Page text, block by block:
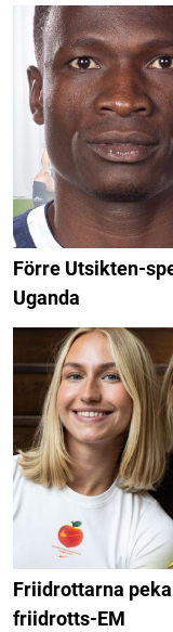
Förre Utsikten-
Uganda
Friidrottarna
friidrotts-EM